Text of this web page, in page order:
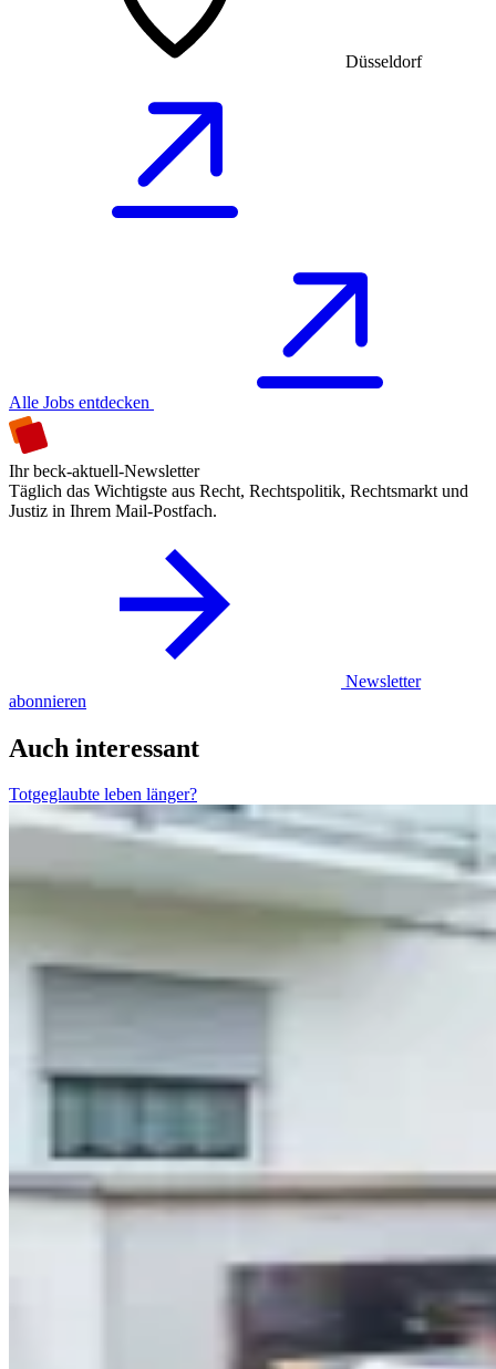
Düsseldorf
Alle Jobs entdecken
Ihr beck-aktuell-Newsletter
Täglich das Wichtigste aus Recht, Rechtspolitik, Rechtsmarkt und
Justiz in Ihrem Mail-Postfach.
Newsletter
abonnieren
Auch interessant
Totgeglaubte leben länger?